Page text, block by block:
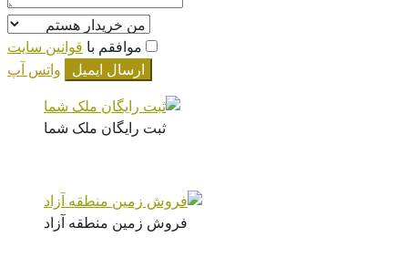
موافقم با قوانین سایت
ارسال ایمیل
واتس آپ
ثبت رایگان ملک شما
فروش زمین منطقه آزاد